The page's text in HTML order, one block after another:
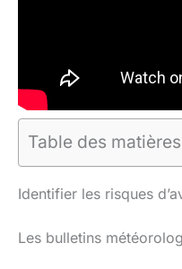
Table des matières
Identifier les risques
Les bulletins